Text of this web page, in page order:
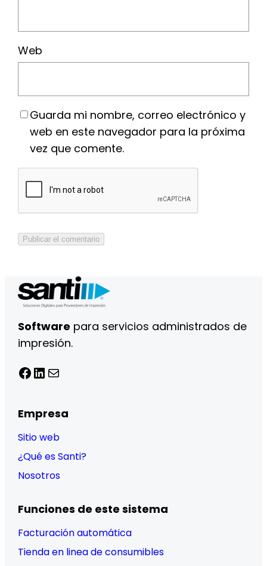
Web
Guarda mi nombre, correo electrónico y
web en este navegador para la próxima
vez que comente.
Software para servicios administrados de
impresión.
Facebook LinkedIn Correo electrónico
Empresa
Sitio web
¿Qué es Santi?
Nosotros
Funciones de este sistema
Facturación automática
Tienda en linea de consumibles